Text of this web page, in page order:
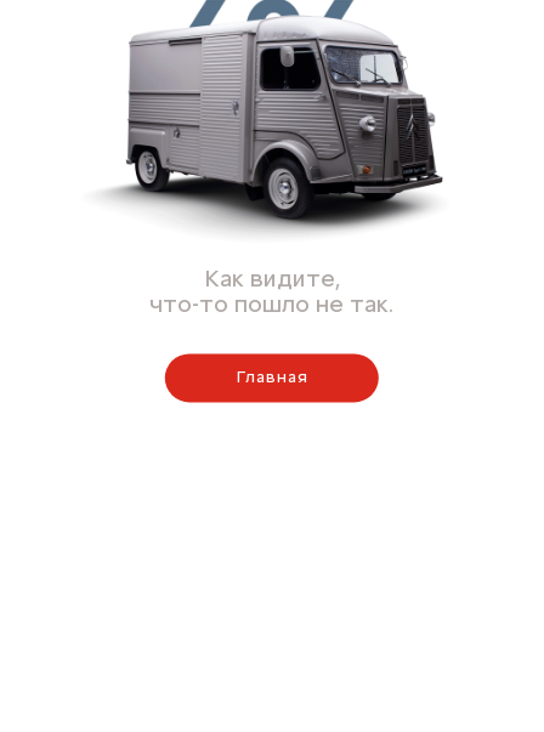
Как видите,
что-то пошло не так.
Главная